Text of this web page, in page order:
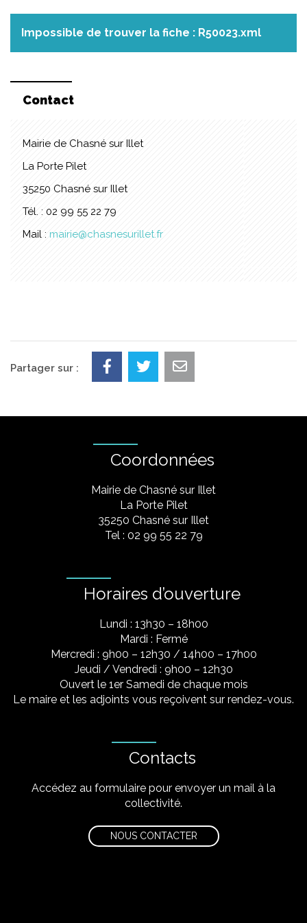
Impossible de trouver la fiche : R50023.xml
Contact
Mairie de Chasné sur Illet
La Porte Pilet
35250 Chasné sur Illet
Tél. : 02 99 55 22 79
Mail : mairie@chasnesurillet.fr
Partager sur :
Coordonnées
Mairie de Chasné sur Illet
La Porte Pilet
35250 Chasné sur Illet
Tel : 02 99 55 22 79
Horaires d’ouverture
Lundi : 13h30 – 18h00
Mardi : Fermé
Mercredi : 9h00 – 12h30 / 14h00 – 17h00
Jeudi / Vendredi : 9h00 – 12h30
Ouvert le 1er Samedi de chaque mois
Le maire et les adjoints vous reçoivent sur rendez-vous.
Contacts
Accédez au formulaire pour envoyer un mail à la
collectivité.
NOUS CONTACTER